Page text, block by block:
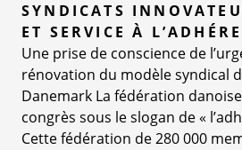
SYNDICATS
ET SERVICE À
Une prise de conscience de
rénovation du modèle syndical
Danemark La fédération
congrès sous le slogan de «
Cette fédération de 280 000